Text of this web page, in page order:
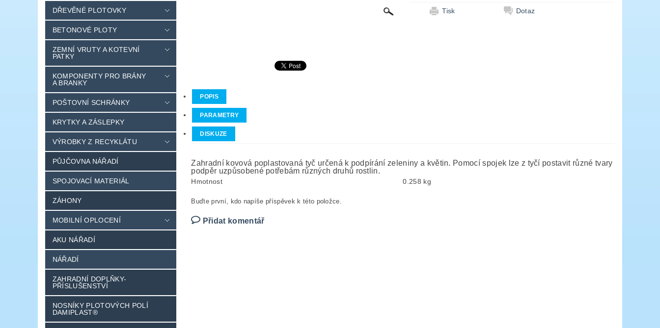
DŘEVĚNÉ PLOTOVKY
BETONOVÉ PLOTY
ZEMNÍ VRUTY A KOTEVNÍ
PATKY
KOMPONENTY PRO BRÁNY
A BRANKY
POŠTOVNÍ SCHRÁNKY
KRYTKY A ZÁSLEPKY
VÝROBKY Z RECYKLÁTU
PŮJČOVNA NÁŘADÍ
SPOJOVACÍ MATERIÁL
ZÁHONY
MOBILNÍ OPLOCENÍ
AKU NÁŘADÍ
NÁŘADÍ
ZAHRADNÍ DOPLŇKY-
PŘÍSLUŠENSTVÍ
NOSNÍKY PLOTOVÝCH POLÍ
DAMIPLAST®
Tisk
Dotaz
POPIS
PARAMETRY
DISKUZE
Zahradní kovová poplastovaná tyč určená k podpírání zeleniny a květin. Pomocí spojek lze z tyčí postavit různé tvary
podpěr uzpůsobené potřebám různých druhů rostlin.
Hmotnost 0.258 kg
Buďte první, kdo napíše příspěvek k této položce.
Přidat komentář